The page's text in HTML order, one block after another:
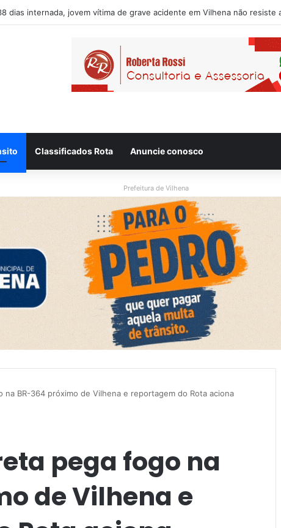
é acusado de desacatar auxiliar de enfermagem no Hospital Regional
Classificados Rota Anuncie conosco
Prefeitura de Vilhena
na BR-364 próximo de Vilhena e reportagem do Rota aciona
pega fogo na
de Vilhena e